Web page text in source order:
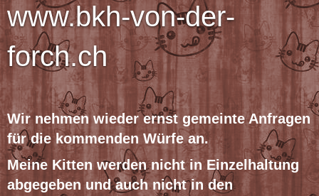
www.bkh-von-der-
forch.ch
Wir nehmen wieder ernst gemeinte Anfragen
für die kommenden Würfe an.
Meine Kitten werden nicht in Einzelhaltung
abgegeben und auch nicht in den